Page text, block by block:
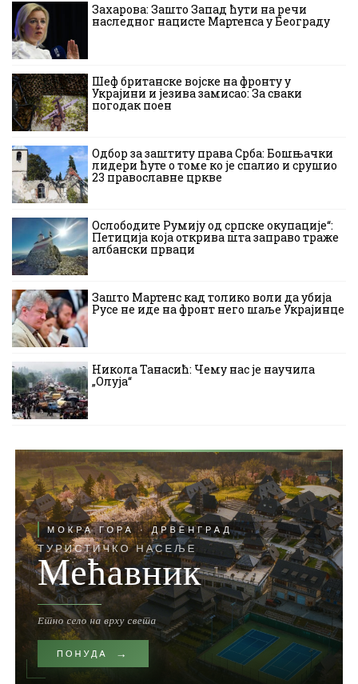
Захарова: Зашто Запад ћути на речи
наследног нацисте Мартенса у Београду
Шеф британске војске на фронту у
Украјини и језива замисао: За сваки
погодак поен
Одбор за заштиту права Срба: Бошњачки
лидери ћуте о томе ко је спалио и срушио
23 православне цркве
Ослободите Румију од српске окупације“:
Петиција која открива шта заправо траже
албански прваци
Зашто Мартенс кад толико воли да убија
Русе не иде на фронт него шаље Украјинце
Никола Танасић: Чему нас је научила
„Олуја“